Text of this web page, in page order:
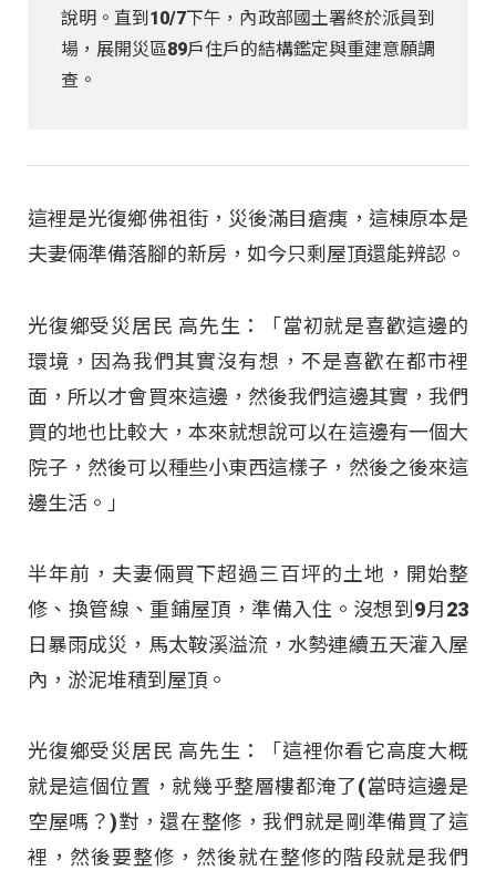
說明。直到10/7下午，內政部國土署終於派員到
場，展開災區89戶住戶的結構鑑定與重建意願調
查。
這裡是光復鄉佛祖街，災後滿目瘡痍，這棟原本是
夫妻倆準備落腳的新房，如今只剩屋頂還能辨認。
光復鄉受災居民 高先生：「當初就是喜歡這邊的
環境，因為我們其實沒有想，不是喜歡在都市裡
面，所以才會買來這邊，然後我們這邊其實，我們
買的地也比較大，本來就想說可以在這邊有一個大
院子，然後可以種些小東西這樣子，然後之後來這
邊生活。」
半年前，夫妻倆買下超過三百坪的土地，開始整
修、換管線、重鋪屋頂，準備入住。沒想到9月23
日暴雨成災，馬太鞍溪溢流，水勢連續五天灌入屋
內，淤泥堆積到屋頂。
光復鄉受災居民 高先生：「這裡你看它高度大概
就是這個位置，就幾乎整層樓都淹了(當時這邊是
空屋嗎？)對，還在整修，我們就是剛準備買了這
裡，然後要整修，然後就在整修的階段就是我們